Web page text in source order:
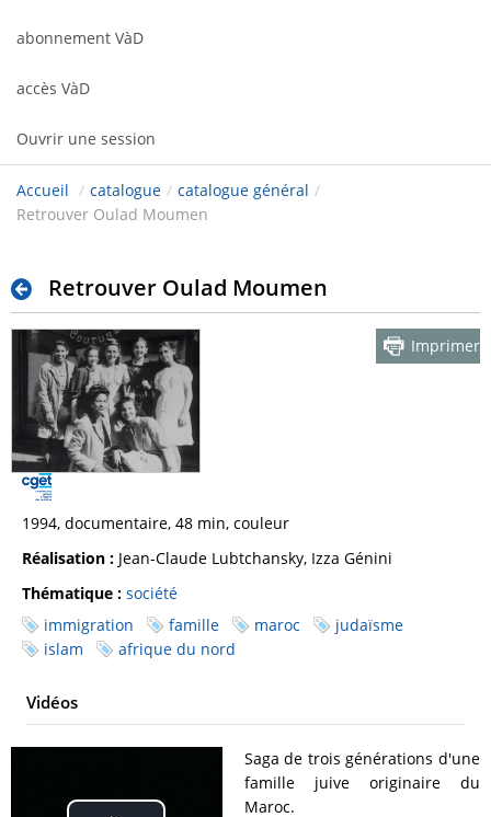
abonnement VàD
accès VàD
Ouvrir une session
Accueil / catalogue / catalogue général /
Retrouver Oulad Moumen
Retrouver Oulad Moumen
Imprimer
1994, documentaire, 48 min, couleur
Réalisation : Jean-Claude Lubtchansky, Izza Génini
Thématique : société
immigration
famille maroc
judaïsme
islam
afrique du nord
Vidéos
Saga de trois générations d'une
famille juive originaire du
Maroc.